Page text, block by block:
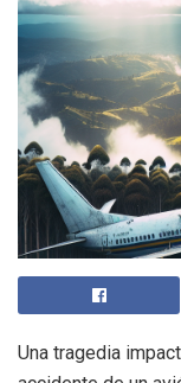
Una tragedia